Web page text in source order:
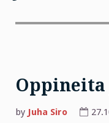
by Juha Siro